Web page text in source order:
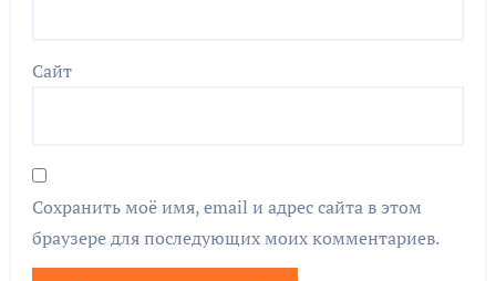
Сайт
Сохранить моё имя, email и адрес сайта в этом
браузере для последующих моих комментариев.